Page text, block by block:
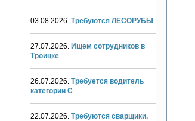
03.08.2026. Требуются ЛЕСОРУБЫ
27.07.2026. Ищем сотрудников в
Троицке
26.07.2026. Требуется водитель
категории С
22.07.2026. Требуются сварщики,